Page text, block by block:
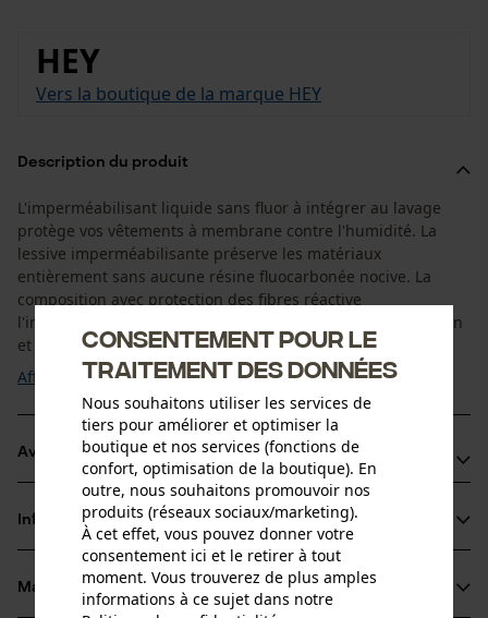
HEY
Vers la boutique de la marque HEY
Description du produit
L'imperméabilisant liquide sans fluor à intégrer au lavage
protège vos vêtements à membrane contre l'humidité. La
lessive imperméabilisante préserve les matériaux
entièrement sans aucune résine fluocarbonée nocive. La
composition avec protection des fibres réactive
l'imperméabilisation même après abrasion due à l'utilisation
et maintien la respirance des textiles ainsi que ...
Afficher plus
Avantages du produit
Protège contre l'humidité
Imperméabilisation liquide convient pour le Gore-Tex,
Polartec, Dermizax etc.
Imperméabilisant biodégradable
Informations sur le produit
Détails du produit
Matériau & entretien
Consentement pour le
traitement des données
Nous souhaitons utiliser les services de
tiers pour améliorer et optimiser la
boutique et nos services (fonctions de
confort, optimisation de la boutique). En
outre, nous souhaitons promouvoir nos
produits (réseaux sociaux/marketing).
À cet effet, vous pouvez donner votre
consentement ici et le retirer à tout
moment. Vous trouverez de plus amples
informations à ce sujet dans notre